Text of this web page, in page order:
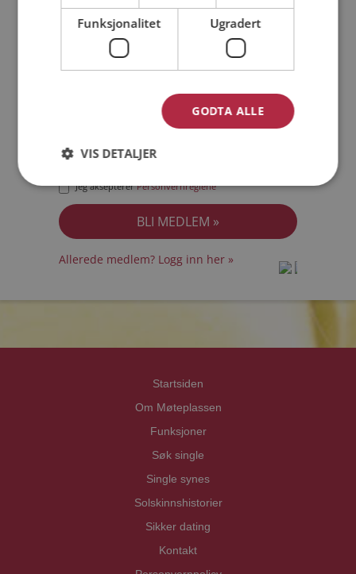
Jeg akseptererPersonvernreglene
Allerede medlem? Logg inn her »
Startsiden
Om Møteplassen
Funksjoner
Søk single
Single synes
Solskinnshistorier
Sikker dating
Kontakt
Funksjonalitet Ugradert
GODTA ALLE
VIS DETALJER